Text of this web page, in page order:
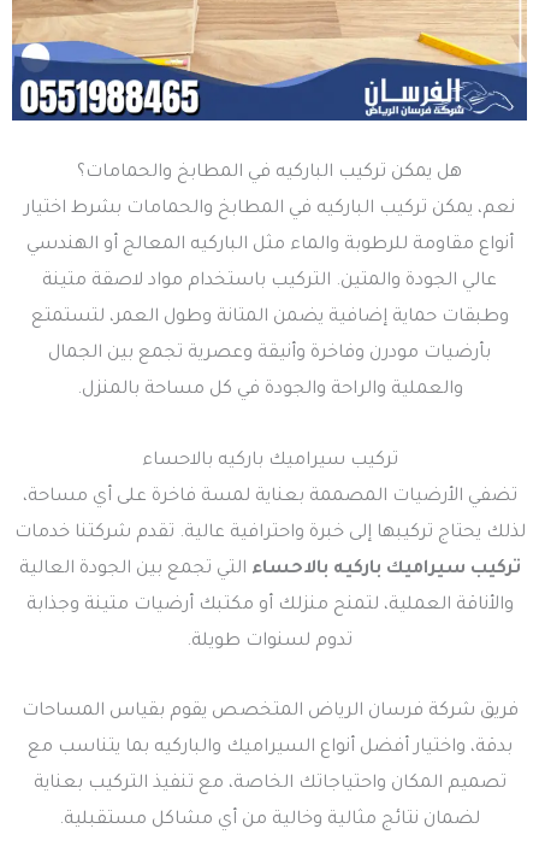
هل يمكن تركيب الباركيه في المطابخ والحمامات؟
نعم، يمكن تركيب الباركيه في المطابخ والحمامات بشرط اختيار
أنواع مقاومة للرطوبة والماء مثل الباركيه المعالج أو الهندسي
عالي الجودة والمتين. التركيب باستخدام مواد لاصقة متينة
وطبقات حماية إضافية يضمن المتانة وطول العمر، لتستمتع
بأرضيات مودرن وفاخرة وأنيقة وعصرية تجمع بين الجمال
والعملية والراحة والجودة في كل مساحة بالمنزل.
تركيب سيراميك باركيه بالاحساء
تضفي الأرضيات المصممة بعناية لمسة فاخرة على أي مساحة،
لذلك يحتاج تركيبها إلى خبرة واحترافية عالية. تقدم شركتنا خدمات
تركيب سيراميك باركيه بالاحساء التي تجمع بين الجودة العالية
والأناقة العملية، لتمنح منزلك أو مكتبك أرضيات متينة وجذابة
تدوم لسنوات طويلة.
فريق شركة فرسان الرياض المتخصص يقوم بقياس المساحات
بدقة، واختيار أفضل أنواع السيراميك والباركيه بما يتناسب مع
تصميم المكان واحتياجاتك الخاصة، مع تنفيذ التركيب بعناية
لضمان نتائج مثالية وخالية من أي مشاكل مستقبلية.